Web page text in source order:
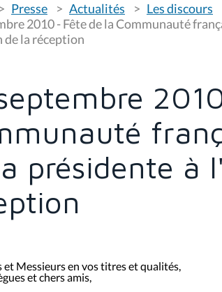
Presse Actualités
Les discours
2010 - Fête de la Communauté
de la réception
présidente à
et Messieurs en vos titres et qualités,
et chers amis,